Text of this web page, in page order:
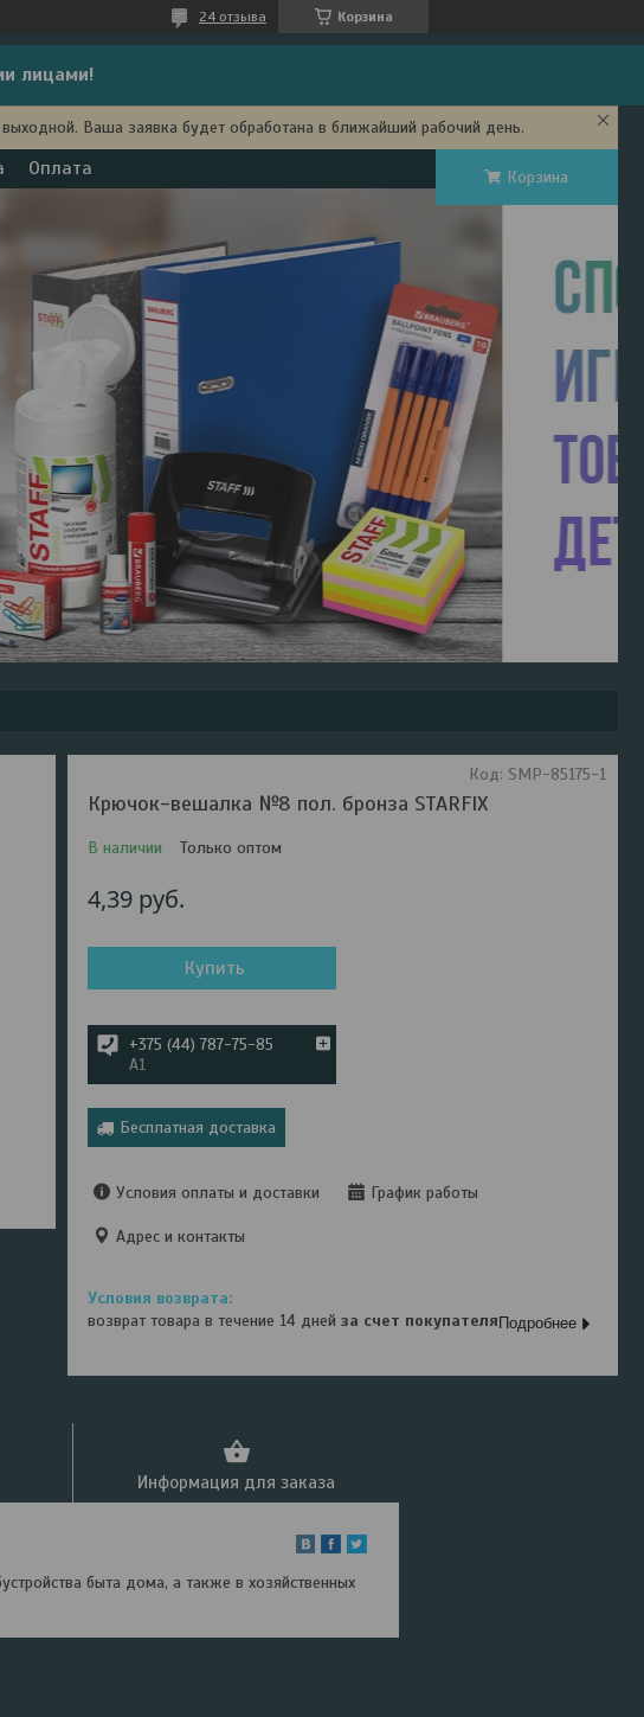
Корзина
24 отзыва
лицами!
Ваша заявка будет обработана в ближайший рабочий день.
Оплата Корзина
Крючок-вешалка №8 пол. бронза STARFIX
В наличии Только оптом
Код: SMP-85175-1
4,39 руб.
Купить
+375 (44) 787-75-85
А1
Бесплатная доставка
Условия оплаты и доставки График работы
Адрес и контакты
возврат товара в течение 14 днейза счет покупателя Подробнее
Информация для заказа
быта дома, а также в хозяйственных